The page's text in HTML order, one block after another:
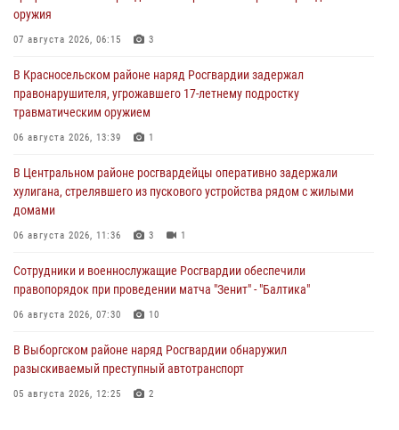
оружия
07 августа 2026, 06:15 3
В Красносельском районе наряд Росгвардии задержал
правонарушителя, угрожавшего 17-летнему подростку
травматическим оружием
06 августа 2026, 13:39 1
В Центральном районе росгвардейцы оперативно задержали
хулигана, стрелявшего из пускового устройства рядом с жилыми
домами
06 августа 2026, 11:36 3 1
Сотрудники и военнослужащие Росгвардии обеспечили
правопорядок при проведении матча "Зенит" - "Балтика"
06 августа 2026, 07:30 10
В Выборгском районе наряд Росгвардии обнаружил
разыскиваемый преступный автотранспорт
05 августа 2026, 12:25 2